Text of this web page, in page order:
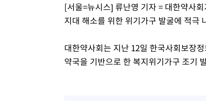
[서울=뉴시스] 류난영 기자 = 대한약사
지대 해소를 위한 위기가구 발굴에 적극
대한약사회는 지난 12일 한국사회보장
약국을 기반으로 한 복지위기가구 조기